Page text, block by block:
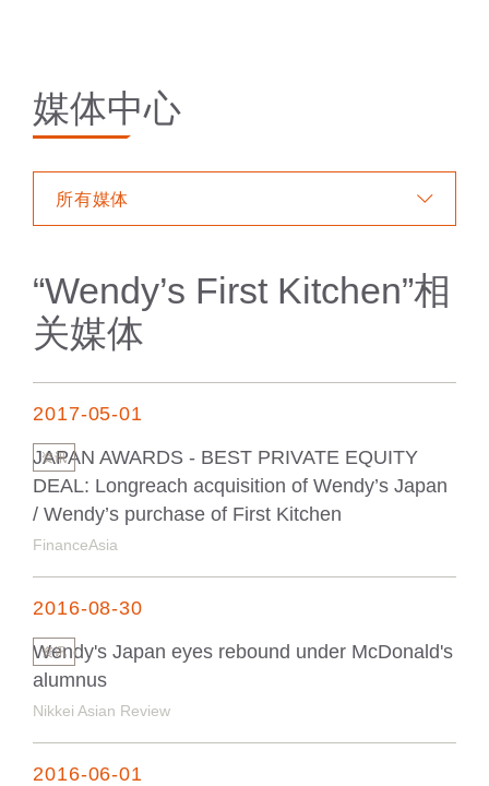
媒体中心
所有媒体
“Wendy’s First Kitchen”相
关媒体
2017-05-01
JAPAN AWARDS - BEST PRIVATE EQUITY
DEAL: Longreach acquisition of Wendy’s Japan
/ Wendy’s purchase of First Kitchen
FinanceAsia
资讯
2016-08-30
Wendy's Japan eyes rebound under McDonald's
alumnus
Nikkei Asian Review
资讯
2016-06-01